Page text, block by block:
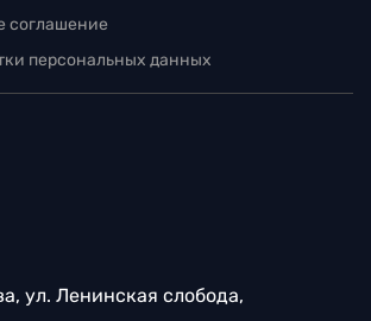
соглашение
персональных данных
ул. Ленинская слобода,